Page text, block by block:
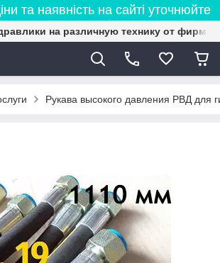
та наявність на сайті уточнюйте
на различную технику от фирмы
Рукава высокого давления РВД для